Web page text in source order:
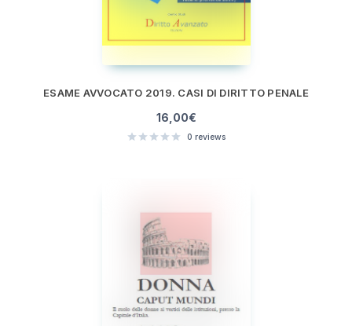
ESAME AVVOCATO 2019. CASI DI DIRITTO PENALE
16,00€
0 reviews